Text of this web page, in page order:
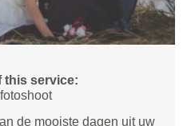
this service:
de mooiste dagen uit uw